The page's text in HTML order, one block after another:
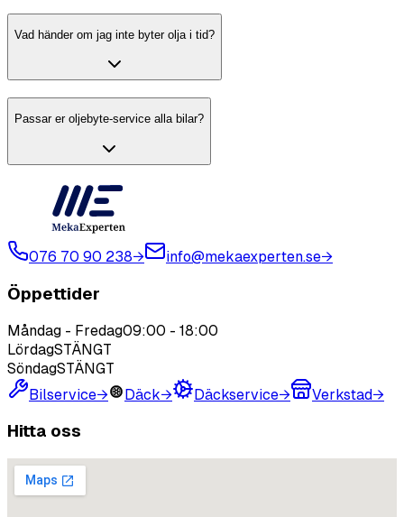
Vad händer om jag inte byter olja i tid?
Passar er oljebyte-service alla bilar?
076 70 90 238→ info@mekaexperten.se→
Öppettider
Måndag - Fredag09:00 - 18:00
LördagSTÄNGT
SöndagSTÄNGT
Bilservice→ Däck→ Däckservice→ Verkstad→
Hitta oss